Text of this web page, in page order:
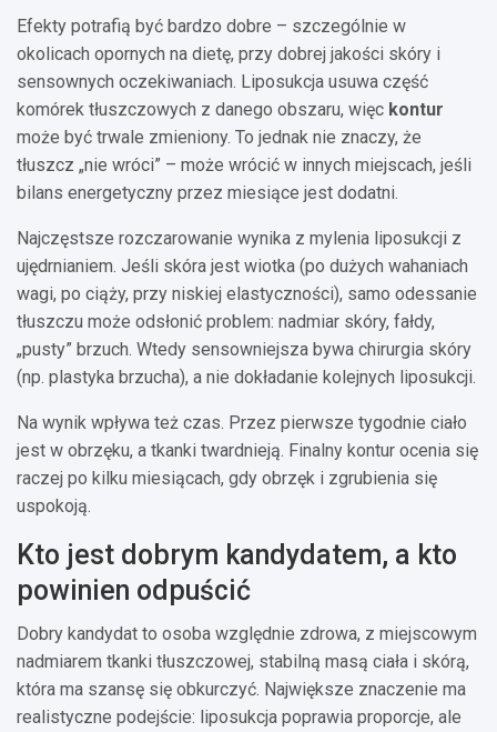
Efekty potrafią być bardzo dobre – szczególnie w
okolicach opornych na dietę, przy dobrej jakości skóry i
sensownych oczekiwaniach. Liposukcja usuwa część
komórek tłuszczowych z danego obszaru, więc kontur
może być trwale zmieniony. To jednak nie znaczy, że
tłuszcz „nie wróci” – może wrócić w innych miejscach, jeśli
bilans energetyczny przez miesiące jest dodatni.
Najczęstsze rozczarowanie wynika z mylenia liposukcji z
ujędrnianiem. Jeśli skóra jest wiotka (po dużych wahaniach
wagi, po ciąży, przy niskiej elastyczności), samo odessanie
tłuszczu może odsłonić problem: nadmiar skóry, fałdy,
„pusty” brzuch. Wtedy sensowniejsza bywa chirurgia skóry
(np. plastyka brzucha), a nie dokładanie kolejnych liposukcji.
Na wynik wpływa też czas. Przez pierwsze tygodnie ciało
jest w obrzęku, a tkanki twardnieją. Finalny kontur ocenia się
raczej po kilku miesiącach, gdy obrzęk i zgrubienia się
uspokoją.
Kto jest dobrym kandydatem, a kto
powinien odpuścić
Dobry kandydat to osoba względnie zdrowa, z miejscowym
nadmiarem tkanki tłuszczowej, stabilną masą ciała i skórą,
która ma szansę się obkurczyć. Największe znaczenie ma
realistyczne podejście: liposukcja poprawia proporcje, ale